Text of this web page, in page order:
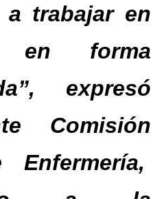
trabajar en
en forma
expresó
Comisión